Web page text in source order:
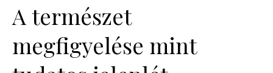
A természet
megfigyelése mint